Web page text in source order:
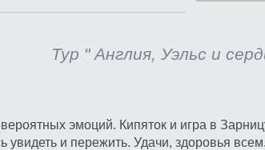
Тур " Англия, Уэльс и
эмоций. Кипяток и игра в
увидеть и пережить. Удачи, здоровья